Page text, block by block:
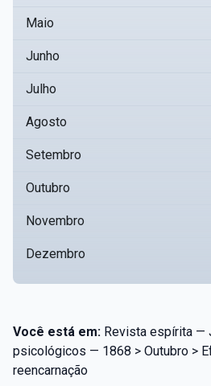
Maio
Junho
Julho
Agosto
Setembro
Outubro
Novembro
Dezembro
Você está em: Revista espírita —
psicológicos — 1868 > Outubro >
reencarnação